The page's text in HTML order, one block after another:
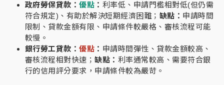
政府勞保貸款：優點 ： 利率低、申請門檻相對低(但仍需
符合規定)、有助於解決短期經濟困難； 缺點： 申請時間
限制、貸款金額有限、申請條件較嚴格、審核流程可能
較慢。
銀行勞工貸款：優點 ： 申請時間彈性、貸款金額較高、
審核流程相對快速；缺點： 利率通常較高、需要符合銀
行的信用評分要求，申請條件較為嚴苛。